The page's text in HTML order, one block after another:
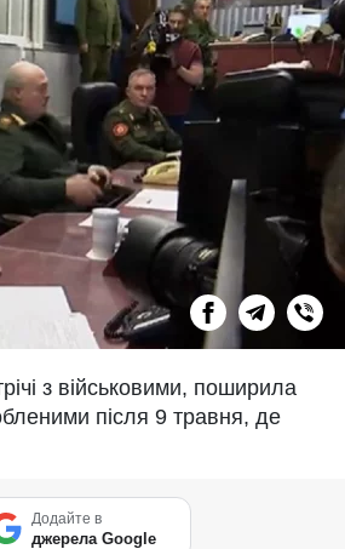
з військовими, поширила
після 9 травня, де
Додайте в
джерела Google